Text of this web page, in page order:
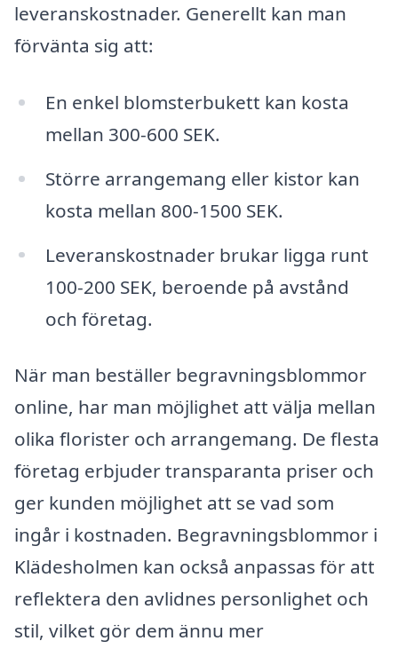
leveranskostnader. Generellt kan man
förvänta sig att:
En enkel blomsterbukett kan kosta
mellan 300-600 SEK.
Större arrangemang eller kistor kan
kosta mellan 800-1500 SEK.
Leveranskostnader brukar ligga runt
100-200 SEK, beroende på avstånd
och företag.
När man beställer begravningsblommor
online, har man möjlighet att välja mellan
olika florister och arrangemang. De flesta
företag erbjuder transparanta priser och
ger kunden möjlighet att se vad som
ingår i kostnaden. Begravningsblommor i
Klädesholmen kan också anpassas för att
reflektera den avlidnes personlighet och
stil, vilket gör dem ännu mer